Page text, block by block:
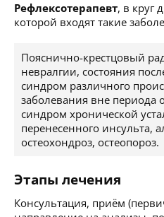
Рефлексотерапевт, в круг
которой входят такие
Пояснично-крестцовый
невралгии, состояния
синдром различного
заболевания вне периода
синдром хронической
перенесенного инсульта,
остеохондроз, остеопороз.
Этапы лечения
Консультация, приём